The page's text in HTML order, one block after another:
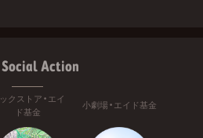
Action
クストア・エイ
ド基金
小劇場・エイド基金